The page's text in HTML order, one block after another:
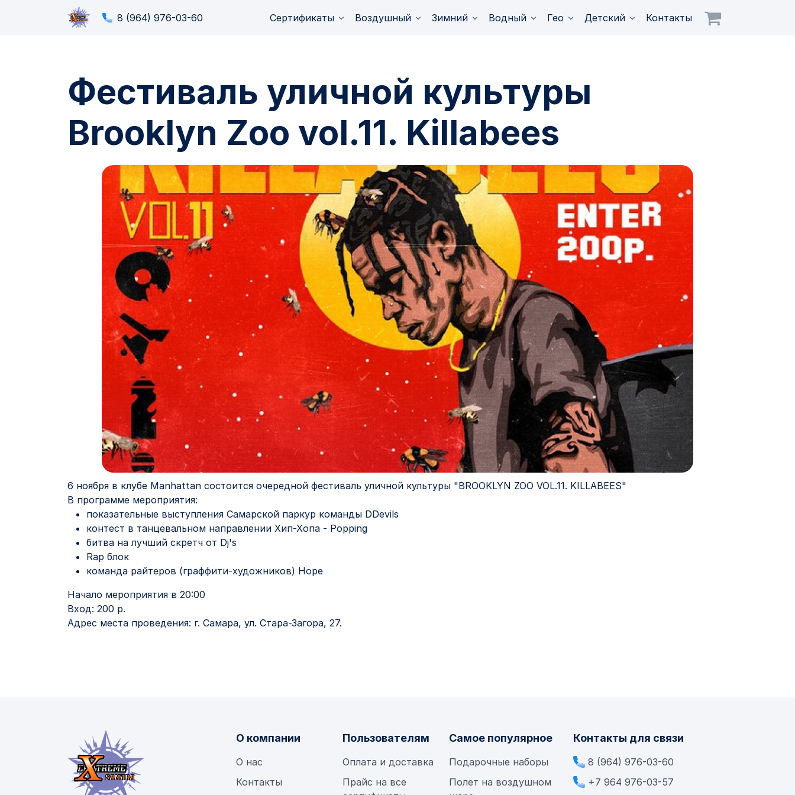
8 (964) 976-03-60 Сертификаты Воздушный Зимний Водный Гео Детский Контакты
Фестиваль уличной культуры
Brooklyn Zoo vol.11. Killabees
6 ноября в клубе Manhattan состоится очередной фестиваль уличной культуры "BROOKLYN ZOO VOL.11. KILLABEES"
В программе мероприятия:
показательные выступления Самарской паркур команды DDevils
контест в танцевальном направлении Хип-Хопа - Popping
битва на лучший скретч от Dj's
Rap блок
команда райтеров (граффити-художников) Hope
Начало мероприятия в 20:00
Вход: 200 р.
Адрес места проведения: г. Самара, ул. Стара-Загора, 27.
О компании
О нас
Контакты
Пользователям
Оплата и доставка
Прайс на все
Самое популярное
Подарочные наборы
Полет на воздушном
Контакты для связи
8 (964) 976-03-60
+7 964 976-03-57